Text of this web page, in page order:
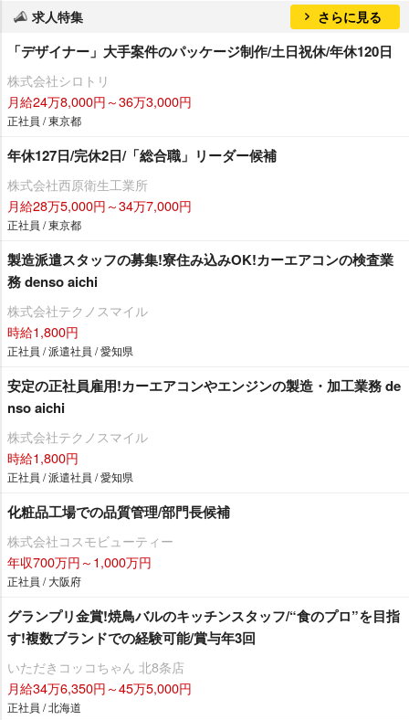
求人特集 さらに見る
「デザイナー」大手案件のパッケージ制作/土日祝休/年休120日
株式会社シロトリ
月給24万8,000円～36万3,000円
正社員 / 東京都
年休127日/完休2日/「総合職」リーダー候補
株式会社西原衛生工業所
月給28万5,000円～34万7,000円
正社員 / 東京都
製造派遣スタッフの募集!寮住み込みOK!カーエアコンの検査業
務 denso aichi
株式会社テクノスマイル
時給1,800円
正社員 / 派遣社員 / 愛知県
安定の正社員雇用!カーエアコンやエンジンの製造・加工業務 de
nso aichi
株式会社テクノスマイル
時給1,800円
正社員 / 派遣社員 / 愛知県
化粧品工場での品質管理/部門長候補
株式会社コスモビューティー
年収700万円～1,000万円
正社員 / 大阪府
グランプリ金賞!焼鳥バルのキッチンスタッフ/“食のプロ”を目指
す!複数ブランドでの経験可能/賞与年3回
いただきコッコちゃん 北8条店
月給34万6,350円～45万5,000円
正社員 / 北海道